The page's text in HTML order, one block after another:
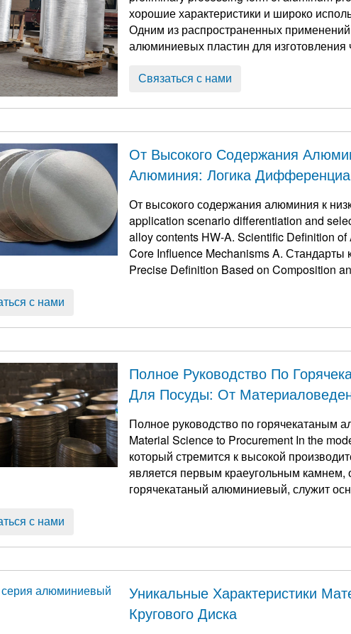
хорошие характеристики и широко
Одним из распространенных
алюминиевых пластин для
Связаться с нами
От Высокого Содержания
Алюминия: Логика
Продукта И Выбора, Вызванная
Алюминиевых Сплавов
От высокого содержания алюминия к
application scenario differentiation and
alloy contents HW-A. Scientific Definition
Core Influence Mechanisms A. Стандарты
Precise Definition Based on Composition
с нами
Полное Руководство По
Для Посуды: От
Полное руководство по горячекатаным
Material Science to Procurement In the
который стремится к высокой
является первым краеугольным камнем,
горячекатаный алюминиевый, служит
с нами
Уникальные Характеристики
Кругового Диска